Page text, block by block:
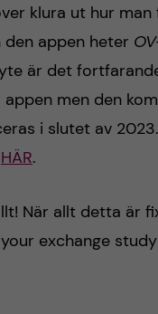
klura ut hur man
appen heter
är det
appen men den
i slutet av
HÄR.
När allt detta är
exchange